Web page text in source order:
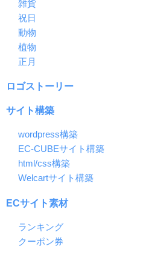
雑貨
祝日
動物
植物
正月
ロゴストーリー
サイト構築
wordpress構築
EC-CUBEサイト構築
html/css構築
Welcartサイト構築
ECサイト素材
ランキング
クーポン券